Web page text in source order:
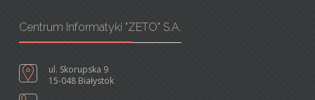
Centrum Informatyki "ZETO" S.A.
ul. Skorupska 9
15-048 Białystok